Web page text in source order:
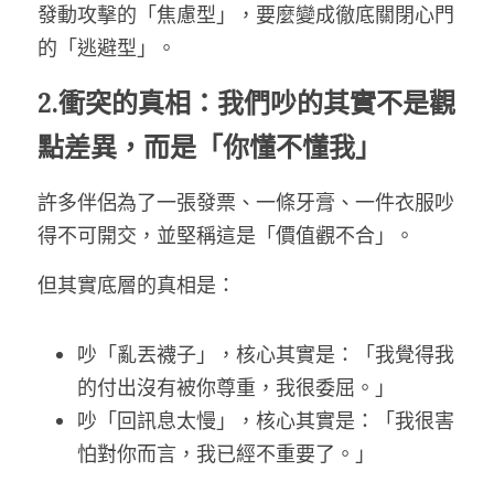
發動攻擊的「焦慮型」，要麼變成徹底關閉心門
的「逃避型」。
2.衝突的真相：我們吵的其實不是觀
點差異，而是「你懂不懂我」
許多伴侶為了一張發票、一條牙膏、一件衣服吵
得不可開交，並堅稱這是「價值觀不合」。
但其實底層的真相是：
吵「亂丟襪子」，核心其實是：「我覺得我
的付出沒有被你尊重，我很委屈。」
吵「回訊息太慢」，核心其實是：「我很害
怕對你而言，我已經不重要了。」